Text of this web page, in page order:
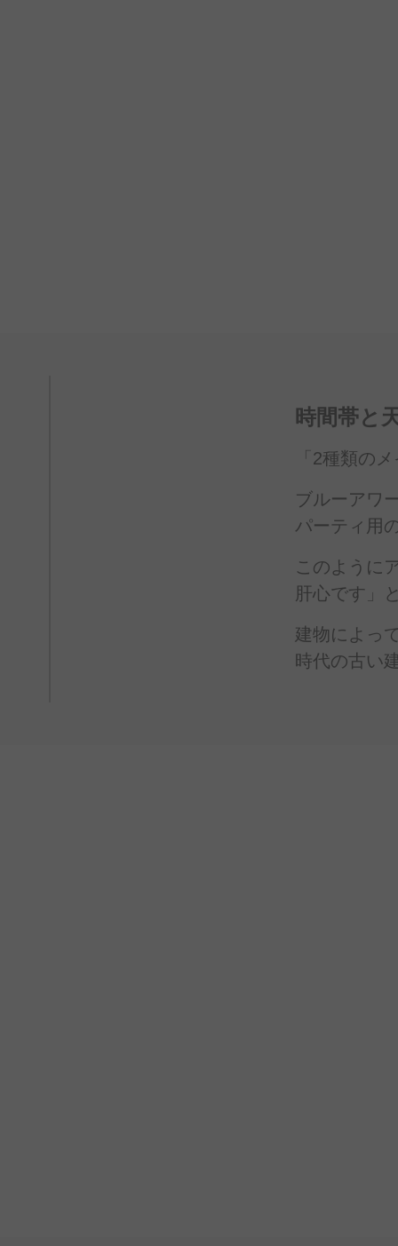
時間帯と
「2種類の
ブルーアワ
パーティ用
このように
肝心です」
建物に よっ
時代の古い